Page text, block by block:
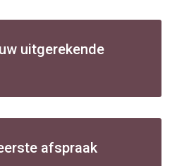
uitgerekende
afspraak